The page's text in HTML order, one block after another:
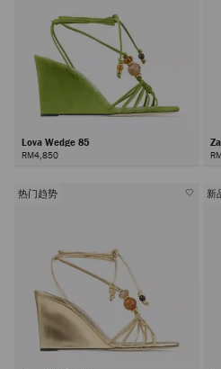
Lova Wedge 85
RM4,850
热门趋势 新